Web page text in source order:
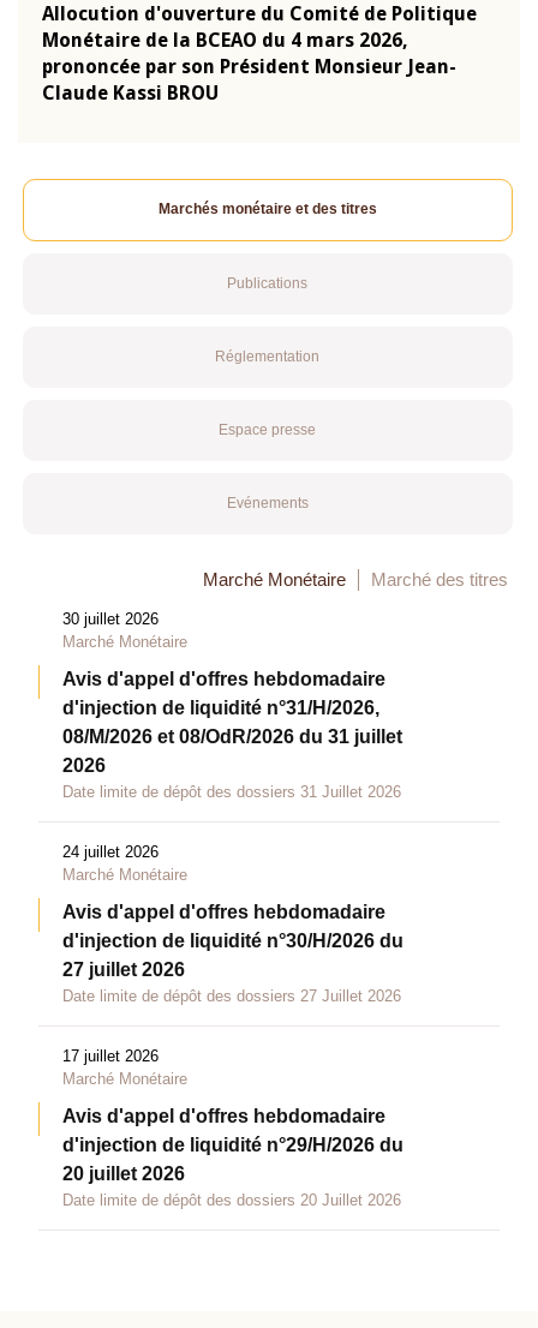
Allocution d'ouverture du Comité de Politique
Monétaire de la BCEAO du 4 mars 2026,
prononcée par son Président Monsieur Jean-
Claude Kassi BROU
Marchés monétaire et des titres
Publications
Réglementation
Espace presse
Evénements
Marché Monétaire Marché des titres
30 juillet 2026
Marché Monétaire
Avis d'appel d'offres hebdomadaire
d'injection de liquidité n°31/H/2026,
08/M/2026 et 08/OdR/2026 du 31 juillet
2026
Date limite de dépôt des dossiers 31 Juillet 2026
24 juillet 2026
Marché Monétaire
Avis d'appel d'offres hebdomadaire
d'injection de liquidité n°30/H/2026 du
27 juillet 2026
Date limite de dépôt des dossiers 27 Juillet 2026
17 juillet 2026
Marché Monétaire
Avis d'appel d'offres hebdomadaire
d'injection de liquidité n°29/H/2026 du
20 juillet 2026
Date limite de dépôt des dossiers 20 Juillet 2026